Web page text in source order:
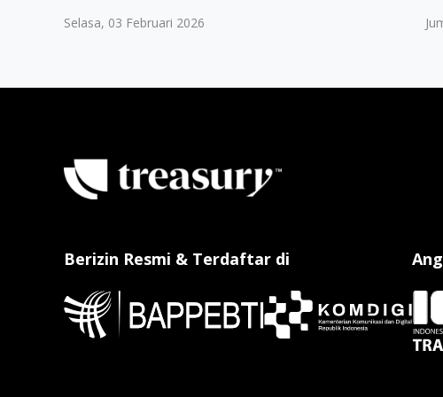
Selasa, 03 Februari 2026
Berizin Resmi & Terdaftar di